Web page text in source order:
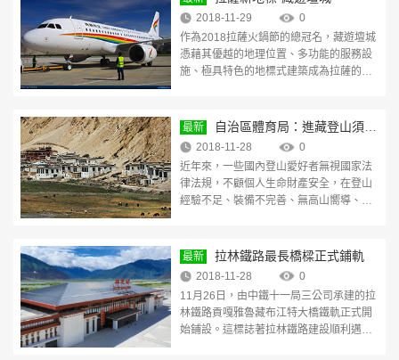
2018-11-29
0
作為2018拉薩火鍋節的總冠名，藏遊壇城
憑藉其優越的地理位置、多功能的服務設
施、極具特色的地標式建築成為拉薩的又
最新
自治區體育局：進藏登山須經
審批 違規將罰五千至三萬元
2018-11-28
0
近年來，一些國內登山愛好者無視國家法
律法規，不顧個人生命財產安全，在登山
經驗不足、裝備不完善、無高山嚮導、未
最新
拉林鐵路最長橋樑正式鋪軌
2018-11-28
0
11月26日，由中鐵十一局三公司承建的拉
林鐵路貢嘎雅魯藏布江特大橋鐵軌正式開
始鋪設。這標誌著拉林鐵路建設順利邁出